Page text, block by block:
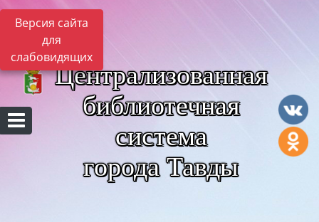
Версия сайта
для
слабовидящих
Централизованная
библиотечная
система
города Тавды